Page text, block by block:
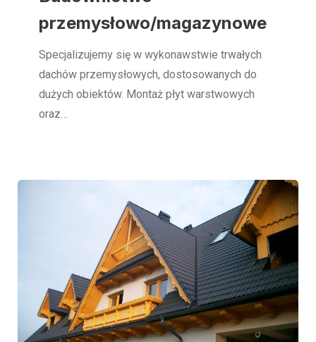
przemysłowo/magazynowe
Specjalizujemy się w wykonawstwie trwałych
dachów przemysłowych, dostosowanych do
dużych obiektów. Montaż płyt warstwowych
oraz…